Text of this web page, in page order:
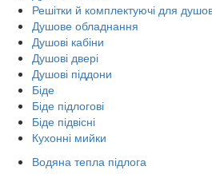
Решітки й комплектуючі для
Душове обладнання
Душові кабіни
Душові двері
Душові піддони
Біде
Біде підлогові
Біде підвісні
Кухонні мийки
Водяна тепла підлога